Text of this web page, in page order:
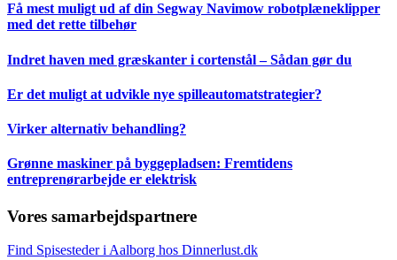
Få mest muligt ud af din Segway Navimow robotplæneklipper
med det rette tilbehør
Indret haven med græskanter i cortenstål – Sådan gør du
Er det muligt at udvikle nye spilleautomatstrategier?
Virker alternativ behandling?
Grønne maskiner på byggepladsen: Fremtidens
entreprenørarbejde er elektrisk
Vores samarbejdspartnere
Find Spisesteder i Aalborg hos Dinnerlust.dk